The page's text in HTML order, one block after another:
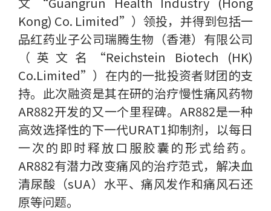
Kong) Co. Limited”）领投，并得到包括一
品红药业子公司瑞腾生物（香港）有限公司
（英文名“Reichstein Biotech (HK)
Co.Limited”）在内的一批投资者财团的支
持。此次融资是其在研的治疗慢性痛风药物
AR882开发的又一个里程碑。AR882是一种
高效选择性的下一代URAT1抑制剂，以每日
一次的即时释放口服胶囊的形式给药。
AR882有潜力改变痛风的治疗范式，解决血
清尿酸（sUA）水平、痛风发作和痛风石还
原等问题。